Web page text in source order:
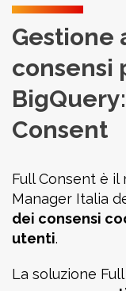
Gestione
consensi
Consent
Full Consent è
Manager Italia
dei consensi
utenti.
La soluzione